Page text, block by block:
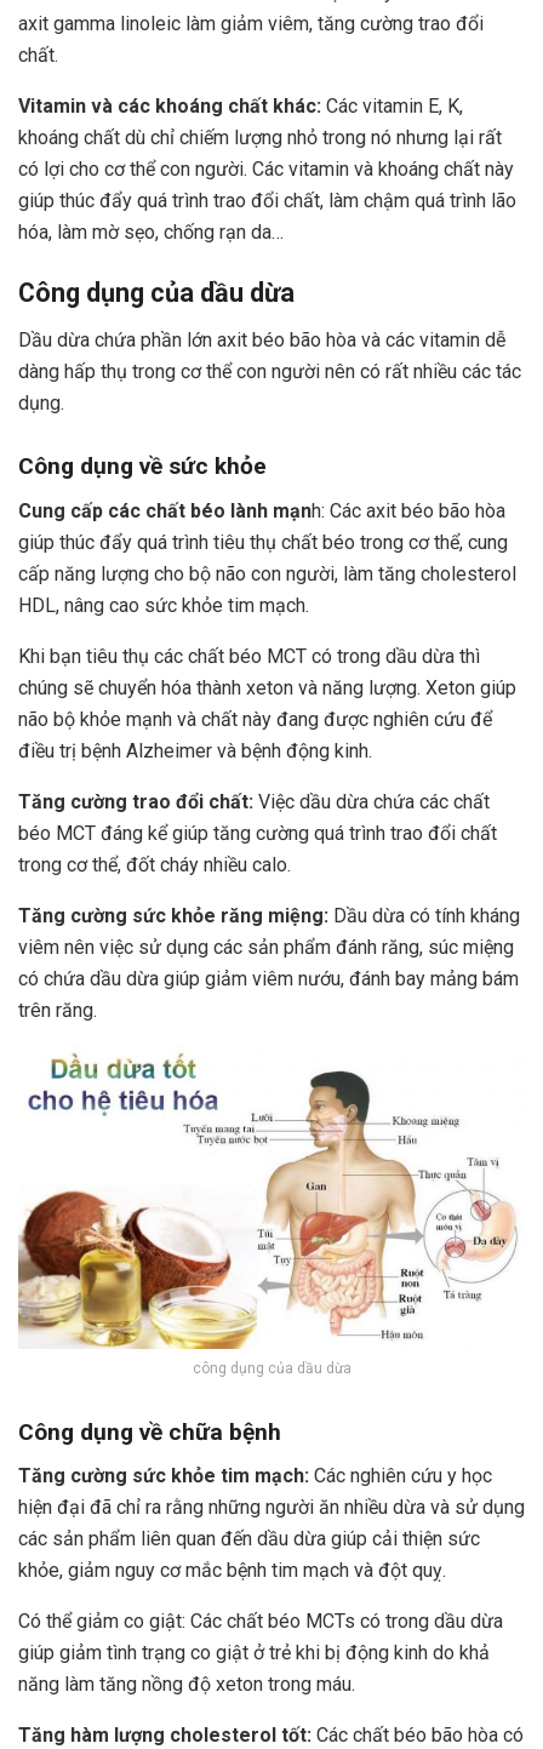
axit gamma linoleic làm giảm viêm, tăng cường trao đổi
chất.
Vitamin và các khoáng chất khác: Các vitamin E, K,
khoáng chất dù chỉ chiếm lượng nhỏ trong nó nhưng lại rất
có lợi cho cơ thể con người. Các vitamin và khoáng chất này
giúp thúc đẩy quá trình trao đổi chất, làm chậm quá trình lão
hóa, làm mờ sẹo, chống rạn da…
Công dụng của dầu dừa
Dầu dừa chứa phần lớn axit béo bão hòa và các vitamin dễ
dàng hấp thụ trong cơ thể con người nên có rất nhiều các tác
dụng.
Công dụng về sức khỏe
Cung cấp các chất béo lành mạnh: Các axit béo bão hòa
giúp thúc đẩy quá trình tiêu thụ chất béo trong cơ thể, cung
cấp năng lượng cho bộ não con người, làm tăng cholesterol
HDL, nâng cao sức khỏe tim mạch.
Khi bạn tiêu thụ các chất béo MCT có trong dầu dừa thì
chúng sẽ chuyển hóa thành xeton và năng lượng. Xeton giúp
não bộ khỏe mạnh và chất này đang được nghiên cứu để
điều trị bệnh Alzheimer và bệnh động kinh.
Tăng cường trao đổi chất: Việc dầu dừa chứa các chất
béo MCT đáng kể giúp tăng cường quá trình trao đổi chất
trong cơ thể, đốt cháy nhiều calo.
Tăng cường sức khỏe răng miệng: Dầu dừa có tính kháng
viêm nên việc sử dụng các sản phẩm đánh răng, súc miệng
có chứa dầu dừa giúp giảm viêm nướu, đánh bay mảng bám
trên răng.
công dụng của dầu dừa
Công dụng về chữa bệnh
Tăng cường sức khỏe tim mạch: Các nghiên cứu y học
hiện đại đã chỉ ra rằng những người ăn nhiều dừa và sử dụng
các sản phẩm liên quan đến dầu dừa giúp cải thiện sức
khỏe, giảm nguy cơ mắc bệnh tim mạch và đột quỵ.
Có thể giảm co giật: Các chất béo MCTs có trong dầu dừa
giúp giảm tình trạng co giật ở trẻ khi bị động kinh do khả
năng làm tăng nồng độ xeton trong máu.
Tăng hàm lượng cholesterol tốt: Các chất béo bão hòa có